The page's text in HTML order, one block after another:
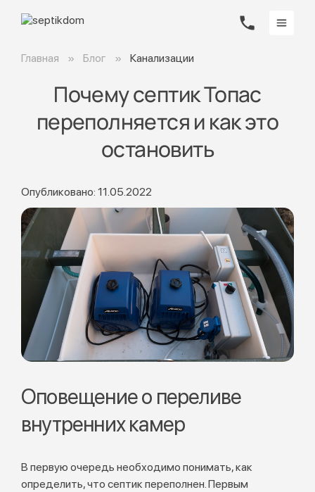
Главная Блог Канализации
Почему септик Топас
переполняется и как это
остановить
Опубликовано: 11.05.2022
Оповещение о переливе
внутренних камер
В первую очередь необходимо понимать, как
определить, что септик переполнен. Первым